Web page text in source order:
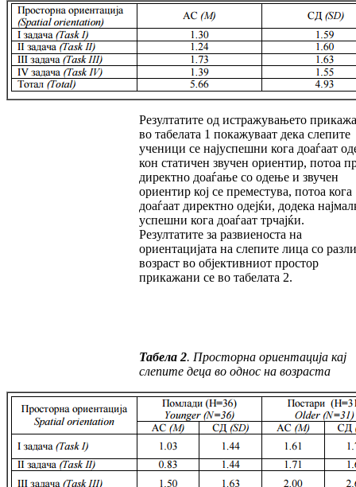
Резултатите од истражувањето
во та­­белата 1 покажуваат дека слепите
ученици се најуспешни кога доаѓаат
кон статичен звучен ориентир, потоа
директно доаѓање со одење и звучен
ориентир кој се преместува, потоа кога
доаѓаат директно одејќи, додека
успешни кога доаѓаат трчајќи.
Резултатите за развиеноста на
ориентацијата на слепите лица со
возраст во објек­тив­ни­от простор
прикажани се во табелата 2.
Табела 2. Просторна ориентација кај
слепите деца во однос на возраста